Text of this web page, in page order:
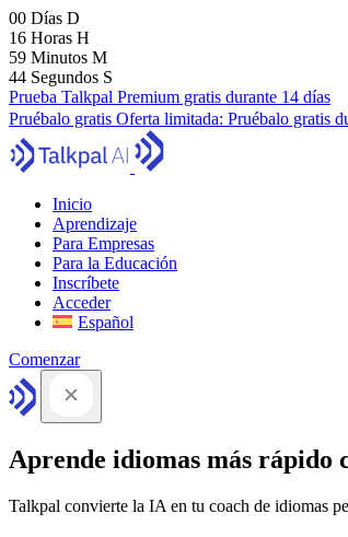
00 Días D
16 Horas H
59 Minutos M
43 Segundos S
Prueba Talkpal Premium gratis durante 14 días
Pruébalo gratis Oferta limitada: Pruébalo gratis
Inicio
Aprendizaje
Para Empresas
Para la Educación
Inscríbete
Acceder
Español
Comenzar
Aprende idiomas más rápido
Talkpal convierte la IA en tu coach de idiomas